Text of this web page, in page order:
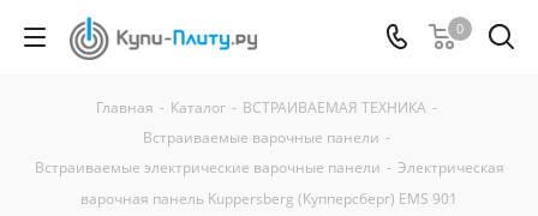
0
Главная - Каталог - ВСТРАИВАЕМАЯ ТЕХНИКА -
Встраиваемые варочные панели -
Встраиваемые электрические варочные панели - Электрическая
варочная панель Kuppersberg (Купперсберг) EMS 901